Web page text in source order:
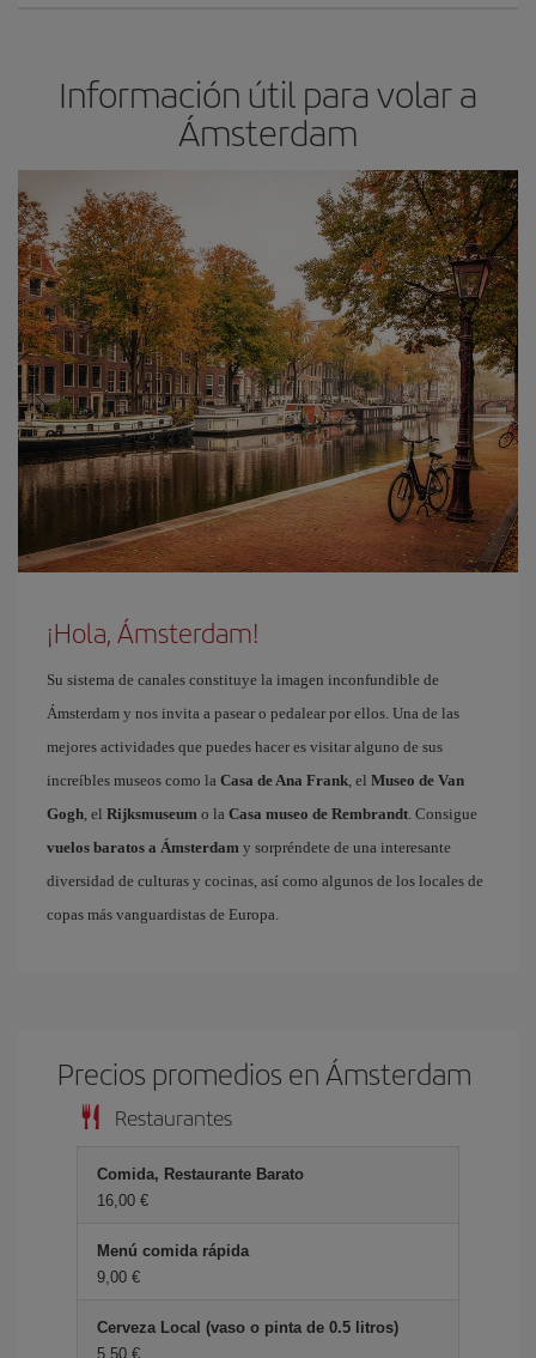
Información útil para volar a
Ámsterdam
¡Hola, Ámsterdam!
Su sistema de canales constituye la imagen inconfundible de
Ámsterdam y nos invita a pasear o pedalear por ellos. Una de las
mejores actividades que puedes hacer es visitar alguno de sus
increíbles museos como la Casa de Ana Frank, el Museo de Van
Gogh, el Rijksmuseum o la Casa museo de Rembrandt. Consigue
vuelos baratos a Ámsterdam y sorpréndete de una interesante
diversidad de culturas y cocinas, así como algunos de los locales de
copas más vanguardistas de Europa.
Precios promedios en Ámsterdam
Restaurantes
Comida, Restaurante Barato
16,00 €
Menú comida rápida
9,00 €
Cerveza Local (vaso o pinta de 0.5 litros)
5,50 €